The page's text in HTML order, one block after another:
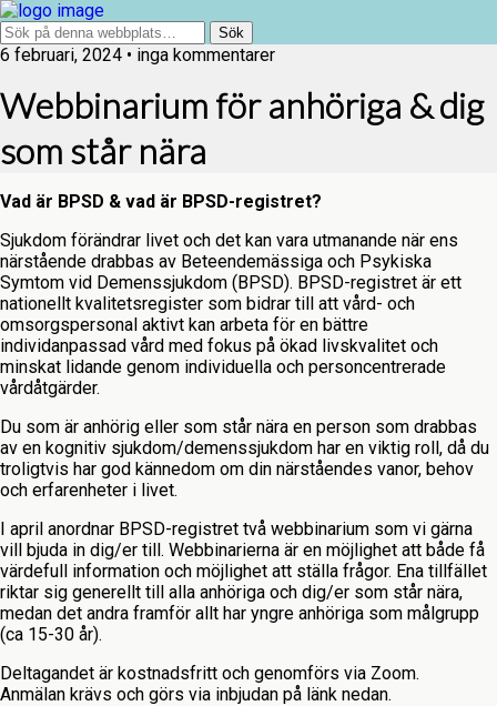
6 februari, 2024 • inga kommentarer
Webbinarium för anhöriga & dig
som står nära
Vad är BPSD & vad är BPSD-registret?
Sjukdom förändrar livet och det kan vara utmanande när ens
närstående drabbas av Beteendemässiga och Psykiska
Symtom vid Demenssjukdom (BPSD). BPSD-registret är ett
nationellt kvalitetsregister som bidrar till att vård- och
omsorgspersonal aktivt kan arbeta för en bättre
individanpassad vård med fokus på ökad livskvalitet och
minskat lidande genom individuella och personcentrerade
vårdåtgärder.
Du som är anhörig eller som står nära en person som drabbas
av en kognitiv sjukdom/demenssjukdom har en viktig roll, då du
troligtvis har god kännedom om din närståendes vanor, behov
och erfarenheter i livet.
I april anordnar BPSD-registret två webbinarium som vi gärna
vill bjuda in dig/er till. Webbinarierna är en möjlighet att både få
värdefull information och möjlighet att ställa frågor. Ena tillfället
riktar sig generellt till alla anhöriga och dig/er som står nära,
medan det andra framför allt har yngre anhöriga som målgrupp
(ca 15-30 år).
Deltagandet är kostnadsfritt och genomförs via Zoom.
Anmälan krävs och görs via inbjudan på länk nedan.